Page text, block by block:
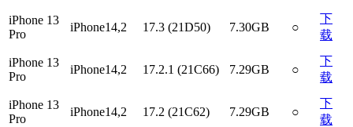
iPhone 13
Pro
iPhone14,2 17.3 (21D50) 7.30GB ○
下
载
iPhone 13
Pro
iPhone14,2 17.2.1 (21C66) 7.29GB ○
下
载
iPhone 13
Pro
iPhone14,2 17.2 (21C62) 7.29GB ○
下
载